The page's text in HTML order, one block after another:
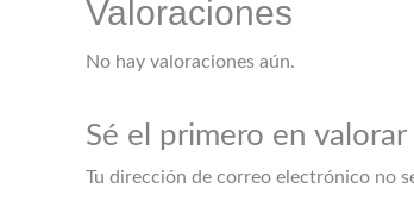
Valoraciones
No hay valoraciones aún.
Sé el primero en valorar
Tu dirección de correo electrónico no